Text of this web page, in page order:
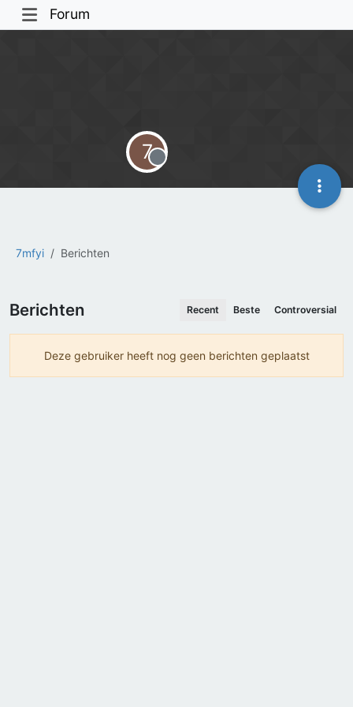
Forum
7mfyi Berichten
7
Offline
Berichten Recent Beste Controversial
Deze gebruiker heeft nog geen berichten geplaatst